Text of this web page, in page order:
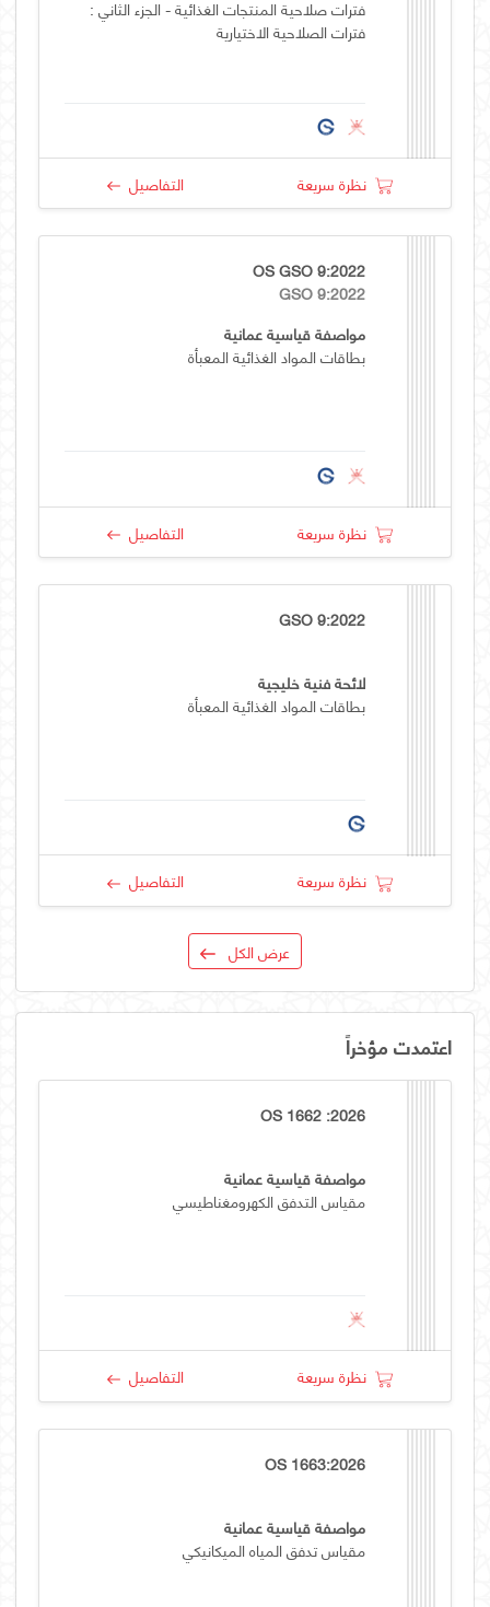
فترات صلاحية المنتجات الغذائية - الجزء الثاني :
فترات الصلاحية الاختيارية
نظرة سريعة التفاصيل
OS GSO 9:2022
GSO 9:2022
مواصفة قياسية عمانية
بطاقات المواد الغذائية المعبأة
نظرة سريعة التفاصيل
GSO 9:2022
لائحة فنية خليجية
بطاقات المواد الغذائية المعبأة
نظرة سريعة التفاصيل
عرض الكل
اعتمدت مؤخراً
OS 1662 :2026
مواصفة قياسية عمانية
مقياس التدفق الكهرومغناطيسي
نظرة سريعة التفاصيل
OS 1663:2026
مواصفة قياسية عمانية
مقياس تدفق المياه الميكانيكي